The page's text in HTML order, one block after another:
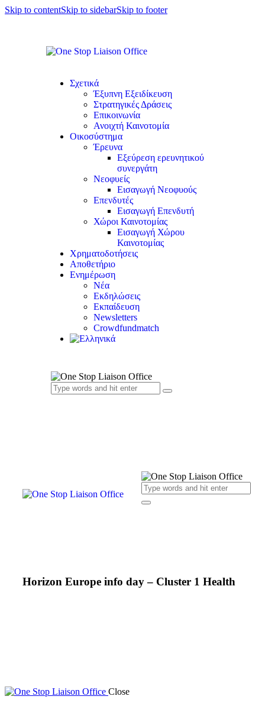
Skip to contentSkip to sidebarSkip to footer
Σχετικά
Έξυπνη Εξειδίκευση
Στρατηγικές Δράσεις
Επικοινωνία
Ανοιχτή Καινοτομία
Οικοσύστημα
Έρευνα
Εξεύρεση ερευνητικού
συνεργάτη
Νεοφυείς
Εισαγωγή Νεοφυούς
Επενδυτές
Εισαγωγή Επενδυτή
Χώροι Καινοτομίας
Εισαγωγή Χώρου
Καινοτομίας
Χρηματοδοτήσεις
Αποθετήριο
Ενημέρωση
Νέα
Εκδηλώσεις
Εκπαίδευση
Newsletters
Crowdfundmatch
Horizon Europe info day – Cluster 1 Health
Close